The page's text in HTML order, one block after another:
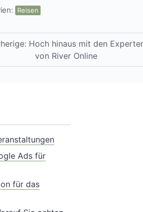
Reisen
Hoch hinaus mit den
von River Online
Ads für
für das